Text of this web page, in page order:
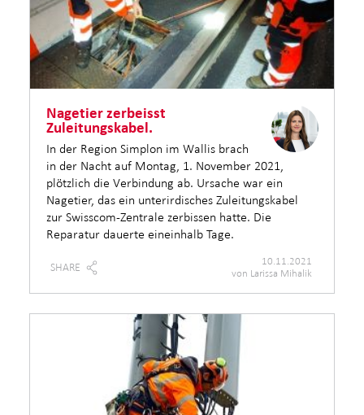
Nagetier zerbeisst
Zuleitungskabel.
In der Region Simplon im Wallis brach
in der Nacht auf Montag, 1. November 2021,
plötzlich die Verbindung ab. Ursache war ein
Nagetier, das ein unterirdisches Zuleitungskabel
zur Swisscom-Zentrale zerbissen hatte. Die
Reparatur dauerte eineinhalb Tage.
SHARE
10.11.2021
von Larissa Mihalik